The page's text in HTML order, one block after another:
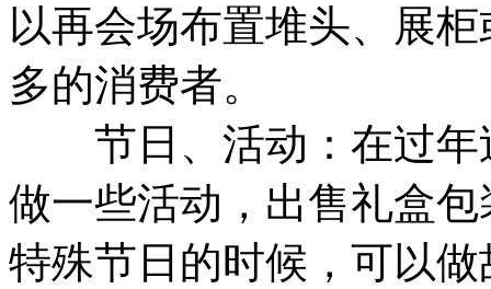
以再会场布置堆头、展
多的消费者。
节日、活动：在过年
做一些活动，出售礼盒
特殊节日的时候，可以